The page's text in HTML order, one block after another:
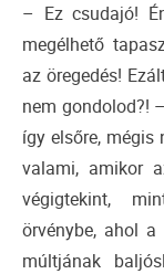
– Ez csudajó!
megélhető
az öregedés!
nem gondolod?!
így elsőre,
valami, amikor
végigtekint,
örvénybe, ahol
múltjának